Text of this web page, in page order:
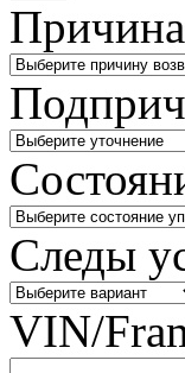
Причина
Следы
VIN/